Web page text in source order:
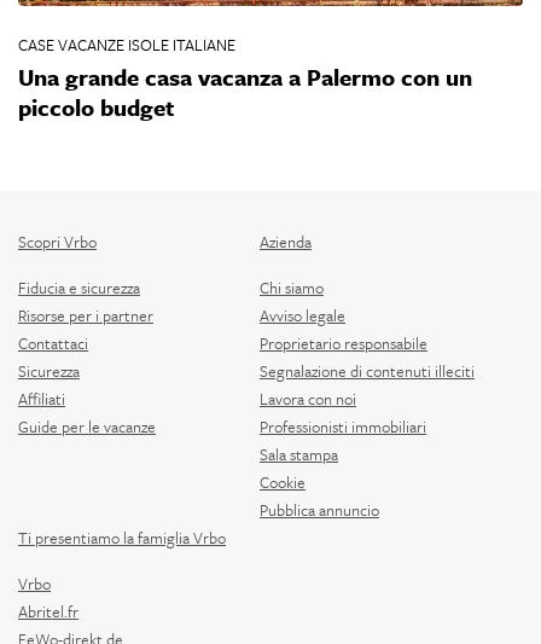
CASE VACANZE ISOLE ITALIANE
Una grande casa vacanza a Palermo con un
piccolo budget
Scopri Vrbo
Fiducia e sicurezza
Risorse per i partner
Contattaci
Sicurezza
Affiliati
Guide per le vacanze
Azienda
Chi siamo
Avviso legale
Proprietario responsabile
Segnalazione di contenuti illeciti
Lavora con noi
Professionisti immobiliari
Sala stampa
Cookie
Pubblica annuncio
Ti presentiamo la famiglia Vrbo
Vrbo
Abritel.fr